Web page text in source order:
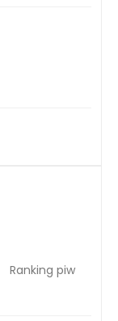
Ranking piw